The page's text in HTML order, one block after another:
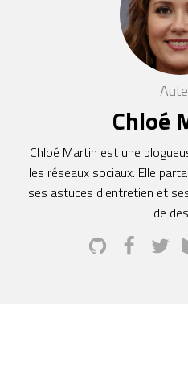
Chloé
Chloé Martin est une
les réseaux sociaux. Elle
ses astuces d'entretien et
de